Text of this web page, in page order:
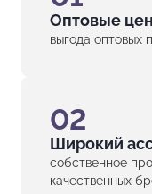
Оптовые
выгода оптовых
02
Широкий
собственное
качественных